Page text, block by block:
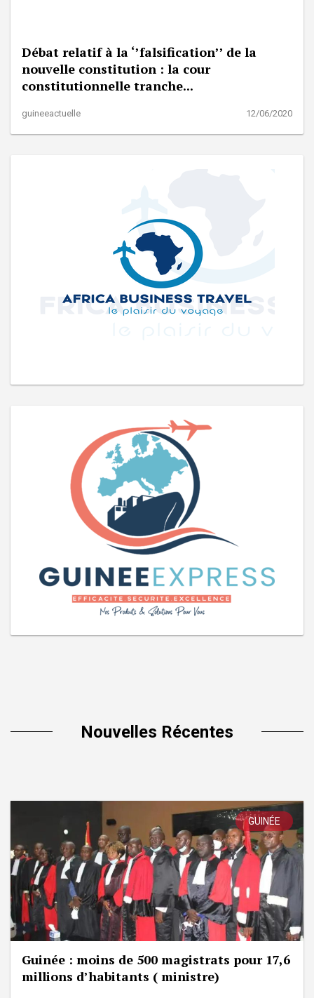
Débat relatif à la ‘’falsification’’ de la
nouvelle constitution : la cour
constitutionnelle tranche...
guineeactuelle 12/06/2020
Nouvelles Récentes
GUINÉE
Guinée : moins de 500 magistrats pour 17,6
millions d’habitants ( ministre)